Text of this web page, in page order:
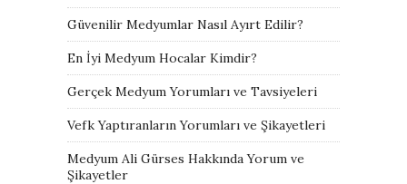
Güvenilir Medyumlar Nasıl Ayırt Edilir?
En İyi Medyum Hocalar Kimdir?
Gerçek Medyum Yorumları ve Tavsiyeleri
Vefk Yaptıranların Yorumları ve Şikayetleri
Medyum Ali Gürses Hakkında Yorum ve
Şikayetler